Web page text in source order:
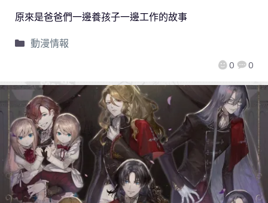
0 0
原來是爸爸們一邊養孩子一邊工作的故事
動漫情報